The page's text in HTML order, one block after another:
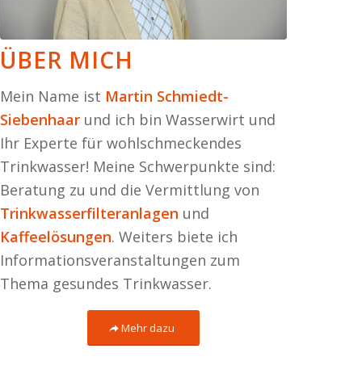
ÜBER MICH
Mein Name ist Martin Schmiedt-
Siebenhaar und ich bin Wasserwirt und
Ihr Experte für wohlschmeckendes
Trinkwasser! Meine Schwerpunkte sind:
Beratung zu und die Vermittlung von
Trinkwasserfilteranlagen und
Kaffeelösungen. Weiters biete ich
Informationsveranstaltungen zum
Thema gesundes Trinkwasser.
Mehr dazu